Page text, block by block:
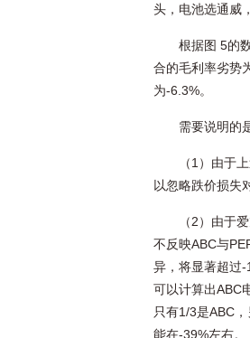
头，电池选通威
根据图 5的
合的毛利率劣势
为-6.3%。
需要说明的
（1）由于
以忽略跌价损失
（2）由于
不反映ABC与
异，将显著超过-
可以计算出ABC
只有1/3是ABC
能在-39%左右。